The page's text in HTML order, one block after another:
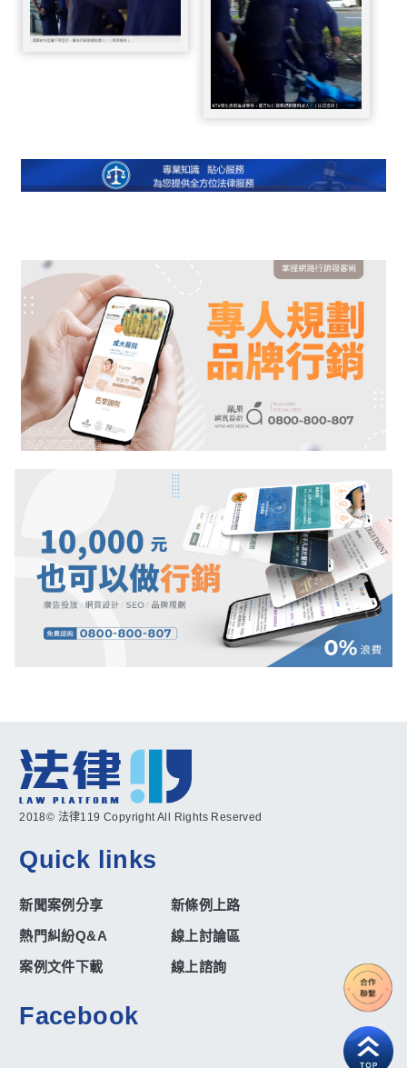
2018© 法律119 Copyright All Rights Reserved
Quick links
新聞案例分享
新條例上路
熱門糾紛Q&A
線上討論區
案例文件下載
線上諮詢
Facebook